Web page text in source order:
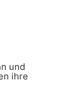
und
ihre